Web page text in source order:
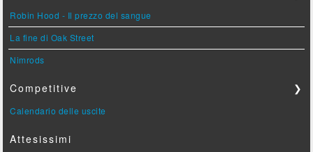
Robin Hood - Il prezzo del sangue
La fine di Oak Street
Nimrods
Competitive ❯
Calendario delle uscite
Attesissimi